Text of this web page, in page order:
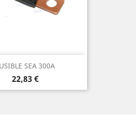
SEA 300A
Prix
22,83 €